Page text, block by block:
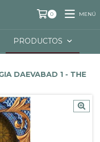
0 MENÚ
PRODUCTOS
DAEVABAD 1 - THE